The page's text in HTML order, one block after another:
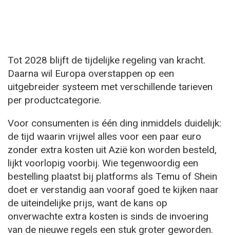
Tot 2028 blijft de tijdelijke regeling van kracht.
Daarna wil Europa overstappen op een
uitgebreider systeem met verschillende tarieven
per productcategorie.
Voor consumenten is één ding inmiddels duidelijk:
de tijd waarin vrijwel alles voor een paar euro
zonder extra kosten uit Azië kon worden besteld,
lijkt voorlopig voorbij. Wie tegenwoordig een
bestelling plaatst bij platforms als Temu of Shein
doet er verstandig aan vooraf goed te kijken naar
de uiteindelijke prijs, want de kans op
onverwachte extra kosten is sinds de invoering
van de nieuwe regels een stuk groter geworden.